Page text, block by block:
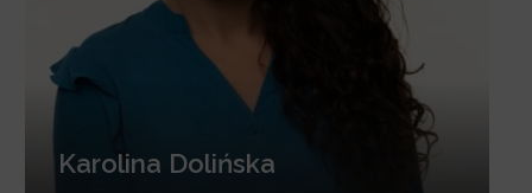
Karolina Dolińska